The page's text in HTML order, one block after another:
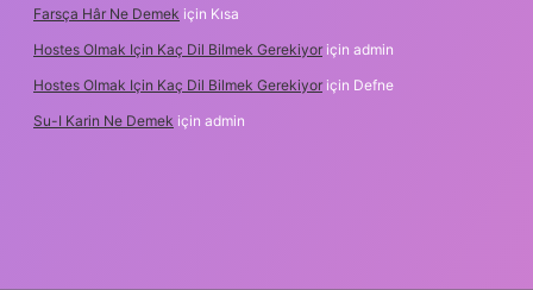
Farsça Hâr Ne Demek için Kısa
Hostes Olmak Için Kaç Dil Bilmek Gerekiyor için admin
Hostes Olmak Için Kaç Dil Bilmek Gerekiyor için Defne
Su-I Karin Ne Demek için admin